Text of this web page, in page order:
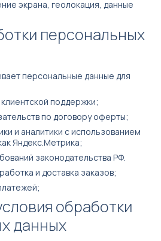
автоматов
экрана, геолокация, данные
персональных
персональные данные для
поддержки;
по договору оферты;
и аналитики с использованием
Яндекс.Метрика;
законодательства РФ.
и доставка заказов;
обработки
данных